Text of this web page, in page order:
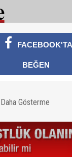
Ankara Kalkınma
Başbakan'ın AK
FACEBOOK'TA
BEĞEN
Gösterme